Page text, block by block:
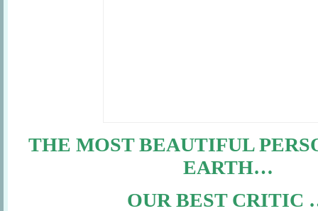
THE MOST BEAUTIFUL
EARTH…
OUR BEST CRITIC